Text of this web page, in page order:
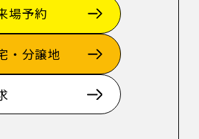
場予約
・分譲地